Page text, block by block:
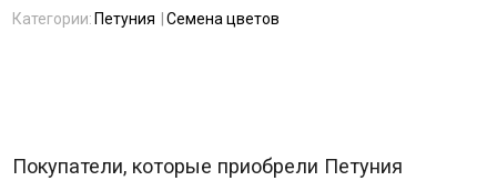
Категории: Петуния Семена цветов
Покупатели, которые приобрели Петуния